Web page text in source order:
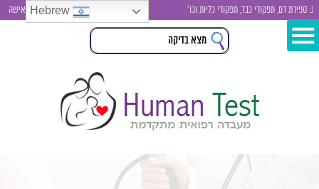
דם, תפקודי כבד, תפקודי כליות וכו' בדיקות סקר לגבר ולאישה ,
Hebrew